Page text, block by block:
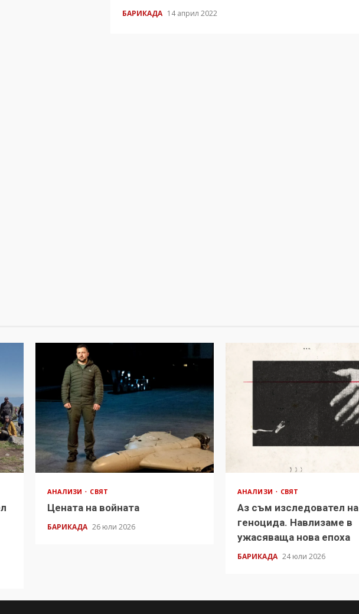
БАРИКАДА 14 април 2022
АНАЛИЗИ СВЯТ
Цената на войната
БАРИКАДА 26 юли 2026
АНАЛИЗИ СВЯТ
Аз съм изследовател на
геноцида. Навлизаме в
ужасяваща нова епоха
БАРИКАДА 24 юли 2026